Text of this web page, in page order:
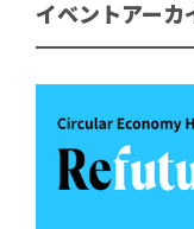
イベントアーカ